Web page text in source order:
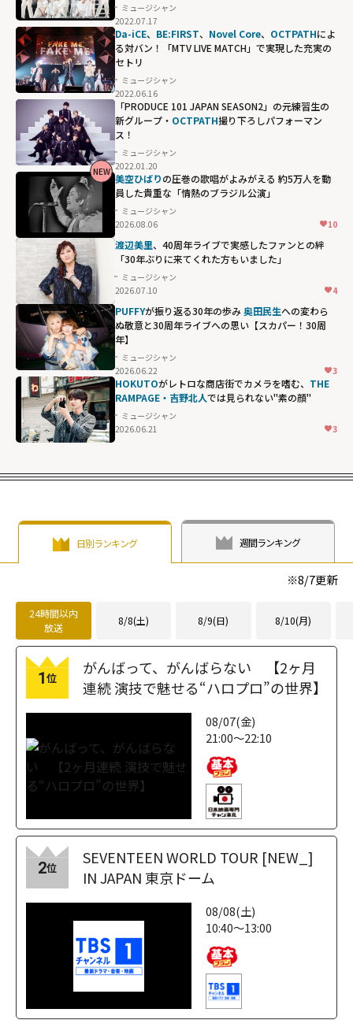
ミュージシャン
2022.07.17
Da-iCE、 BE:FIRST、 Novel Core、 OCTPATHによ
る対バン！「MTV LIVE MATCH」で実現した充実の
セトリ
ミュージシャン
2022.06.16
「PRODUCE 101 JAPAN SEASON2」の元練習生の
新グループ・ OCTPATH撮り下ろしパフォーマン
ス！
ミュージシャン
2022.01.20
美空ひばりの圧巻の歌唱がよみがえる 約5万人を動
員した貴重な「情熱のブラジル公演」
ミュージシャン
2026.08.06
10
NEW
渡辺美里、40周年ライブで実感したファンとの絆
「30年ぶりに来てくれた方もいました」
ミュージシャン
2026.07.10
4
PUFFYが振り返る30年の歩み奥田民生への変わら
ぬ敬意と30周年ライブへの思い【スカパー！30周
年】
ミュージシャン
2026.06.22
3
HOKUTOがレトロな商店街でカメラを嗜む、 THE
RAMPAGE・吉野北人では見られない"素の顔"
ミュージシャン
2026.06.21
3
日別ランキング 週間ランキング
※8/7更新
24時間以内
放送
8/8(土) 8/9(日) 8/10(月)
1位
がんばって、がんばらない 【2ヶ月
連続 演技で魅せる“ハロプロ”の世界】
08/07(金)
21:00～22:10
2位
SEVENTEEN WORLD TOUR [NEW_]
IN JAPAN 東京ドーム
08/08(土)
10:40～13:00